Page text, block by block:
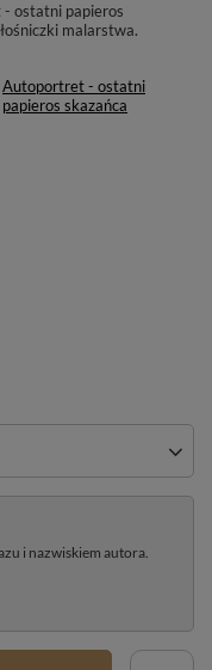
- ostatni papieros
malarstwa.
Autoportret - ostatni
papieros skazańca
i nazwiskiem autora.